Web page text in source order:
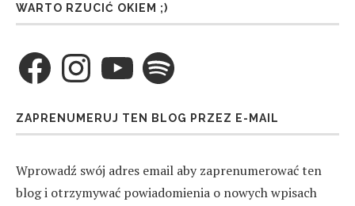
WARTO RZUCIĆ OKIEM ;)
FacebookInstagramYouTube Spotify
ZAPRENUMERUJ TEN BLOG PRZEZ E-MAIL
Wprowadź swój adres email aby zaprenumerować ten
blog i otrzymywać powiadomienia o nowych wpisach